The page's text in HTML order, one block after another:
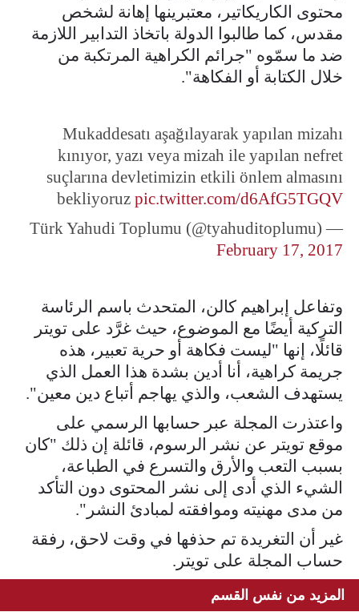
محتوى الكاريكاتير، معتبرينها إهانة لشخص
مقدس، كما طالبوا الدولة باتخاذ التدابير اللازمة
ضد ما سمّوه "جرائم الكراهية المرتكبة من
خلال الكتابة أو الفكاهة".
Mukaddesatı aşağılayarak yapılan mizahı
kınıyor, yazı veya mizah ile yapılan nefret
suçlarına devletimizin etkili önlem almasını
bekliyoruz pic.twitter.com/d6AfG5TGQV
— Türk Yahudi Toplumu (@tyahuditoplumu)
February 17, 2017
وتفاعل إبراهيم كالن، المتحدث باسم الرئاسة
التركية أيضًا مع الموضوع، حيث غرَّد على تويتر
قائلًا، إنها "ليست فكاهة أو حرية تعبير، هذه
جريمة كراهية، أنا أدين بشدة هذا العمل الذي
يستهدف الشعب، والذي يهاجم أتباع دين معين".
واعتذرت المجلة عبر حسابها الرسمي على
موقع تويتر عن نشر الرسوم، قائلة إن ذلك "كان
بسبب التعب والأرق والتسرع في الطباعة،
الشيء الذي أدى إلى نشر المحتوى دون التأكد
من مدى مهنيته وموافقته لمبادئ النشر".
غير أن التغريدة تم حذفها في وقت لاحق، رفقة
حساب المجلة على تويتر.
المزيد من نفس القسم